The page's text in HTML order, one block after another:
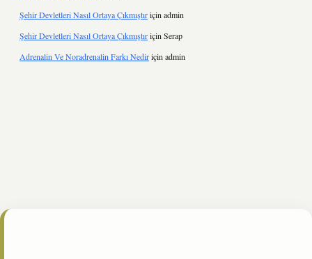
Şehir Devletleri Nasıl Ortaya Çıkmıştıriçin admin
Şehir Devletleri Nasıl Ortaya Çıkmıştıriçin Serap
Adrenalin Ve Noradrenalin Farkı Nediriçin admin